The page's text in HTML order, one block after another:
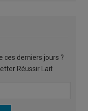
ces derniers jours ?
Réussir Lait